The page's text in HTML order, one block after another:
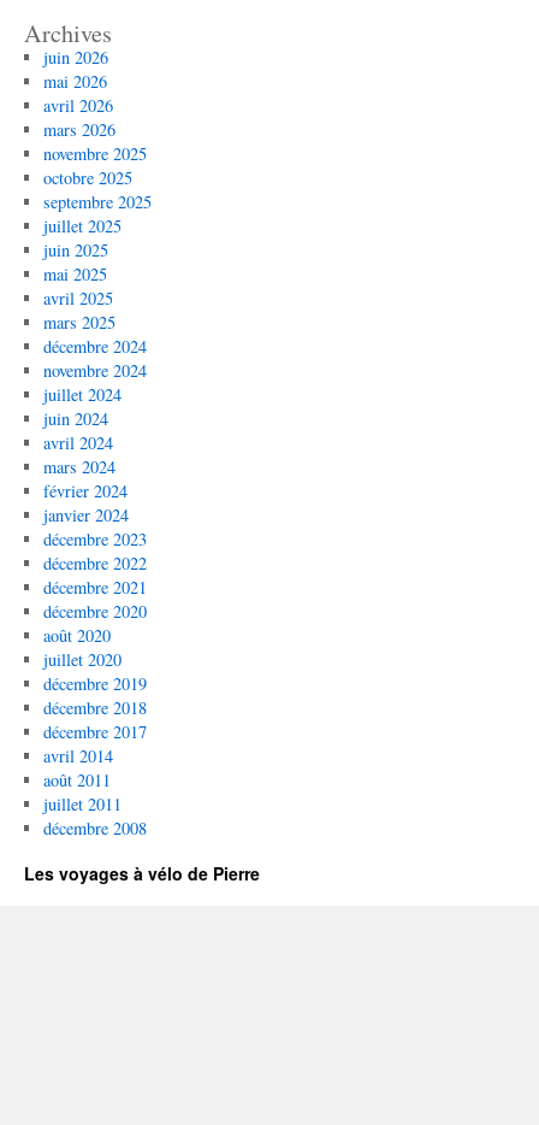
Archives
juin 2026
mai 2026
avril 2026
mars 2026
novembre 2025
octobre 2025
septembre 2025
juillet 2025
juin 2025
mai 2025
avril 2025
mars 2025
décembre 2024
novembre 2024
juillet 2024
juin 2024
avril 2024
mars 2024
février 2024
janvier 2024
décembre 2023
décembre 2022
décembre 2021
décembre 2020
août 2020
juillet 2020
décembre 2019
décembre 2018
décembre 2017
avril 2014
août 2011
juillet 2011
décembre 2008
Les voyages à vélo de Pierre